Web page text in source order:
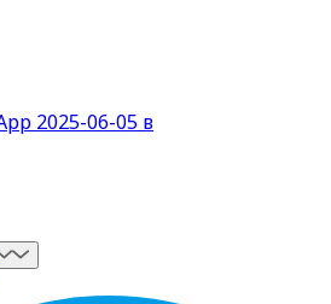
2025-06-05 в